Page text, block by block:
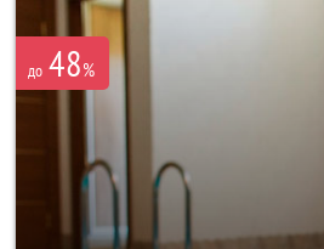
до 48%